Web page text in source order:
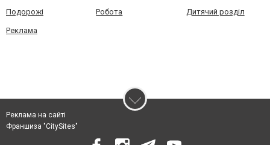
Подорожі Робота Дитячий розділ
Реклама
Реклама на сайті
Франшиза "CitySites"